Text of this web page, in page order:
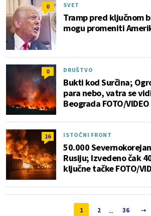
0 SVET
Tramp pred ključnom
mogu promeniti
0 DRUŠTVO
Bukti kod Surčina;
para nebo, vatra se
Beograda FOTO/VIDEO
16 ISTOČNI FRONT
50.000
Rusiju; Izvedeno čak
ključne tačke FOTO/
1 2 ... 36